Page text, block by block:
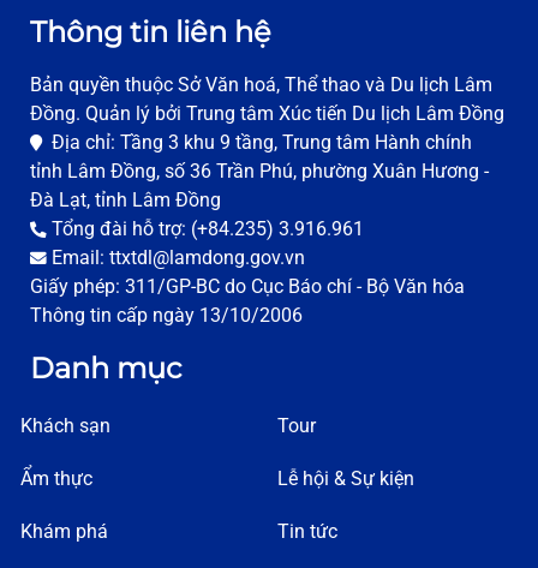
Thông tin liên hệ
Bản quyền thuộc Sở Văn hoá, Thể thao và Du lịch Lâm
Đồng. Quản lý bởi Trung tâm Xúc tiến Du lịch Lâm Đồng
Địa chỉ: Tầng 3 khu 9 tầng, Trung tâm Hành chính
tỉnh Lâm Đồng, số 36 Trần Phú, phường Xuân Hương -
Đà Lạt, tỉnh Lâm Đồng
Tổng đài hỗ trợ: (+84.235) 3.916.961
Email: ttxtdl@lamdong.gov.vn
Giấy phép: 311/GP-BC do Cục Báo chí - Bộ Văn hóa
Thông tin cấp ngày 13/10/2006
Danh mục
Khách sạn
Ẩm thực
Khám phá
Lễ hội & Sự kiện